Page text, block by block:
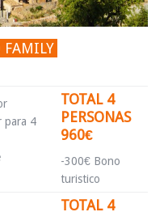
FAMILY
para 4
TOTAL 4
PERSONAS
960€
-300€ Bono
turistico
TOTAL 4